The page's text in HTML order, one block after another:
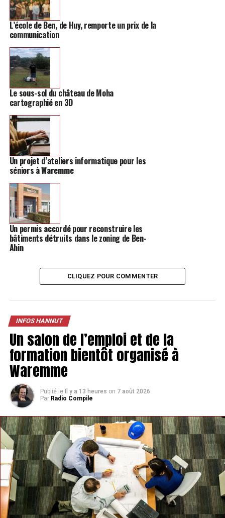
TAGS FEATURED INFOS HANNUT
SUIVANT
Des bureaux partagés dans l’ex-justice de Paix
hannutoise
NE MANQUEZ PAS
Les fraises font leur retour à Hannut
L’école de Ben, de Huy, remporte un prix de la
communication
Le sous-sol du château de Moha
cartographié en 3D
Un projet d’ateliers informatique pour les
séniors à Waremme
Un permis accordé pour reconstruire les
bâtiments détruits dans le zoning de Ben-
Ahin
CLIQUEZ POUR COMMENTER
INFOS HANNUT
Un salon de l’emploi et de la
formation bientôt organisé à
Waremme
Publié le Il y a 13 heures on 7 août 2026
Par Radio Compile